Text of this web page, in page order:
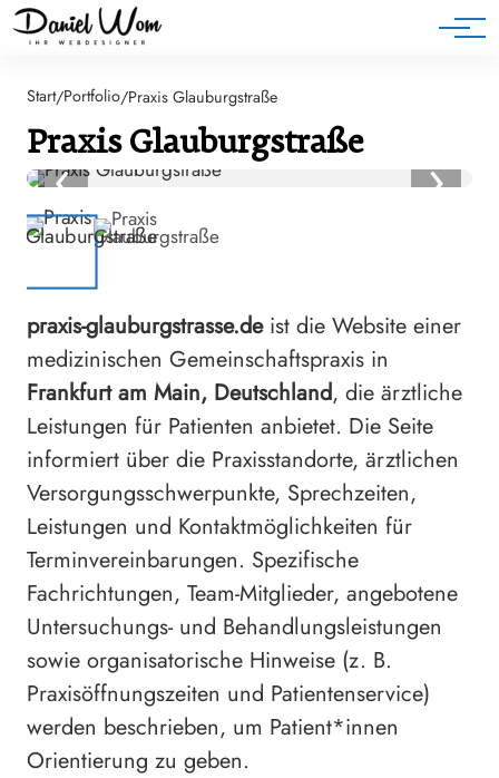
Blog
Start/Portfolio/Praxis Glauburgstraße
Praxis Glauburgstraße
‹ ›
praxis-glauburgstrasse.deist die Website einer
medizinischen Gemeinschaftspraxis in
Frankfurt am Main, Deutschland, die ärztliche
Leistungen für Patienten anbietet. Die Seite
informiert über die Praxisstandorte, ärztlichen
Versorgungsschwerpunkte, Sprechzeiten,
Leistungen und Kontaktmöglichkeiten für
Terminvereinbarungen. Spezifische
Fachrichtungen, Team-Mitglieder, angebotene
Untersuchungs- und Behandlungsleistungen
sowie organisatorische Hinweise (z. B.
Praxisöffnungszeiten und Patientenservice)
werden beschrieben, um Patient*innen
Orientierung zu geben.